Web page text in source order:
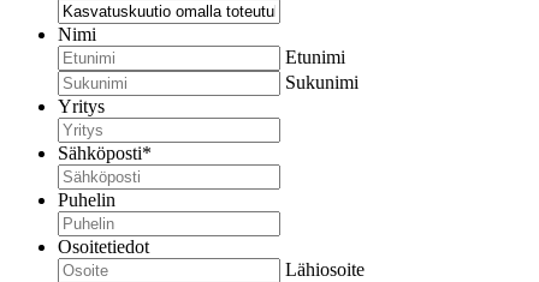
Nimi
Etunimi
Sukunimi
Yritys
Sähköposti*
Puhelin
Osoitetiedot
Lähiosoite